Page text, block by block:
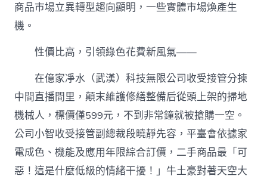
商品市場立異轉型趨向顯明，一些實體市場煥產生
機。
性價比高，引領綠色花費新風氣——
在億家凈水（武漢）科技無限公司收受接管分揀
中間直播間里，顛末維護修繕整備后從頭上架的掃地
機械人，標價僅599元，不到非常鐘就被搶購一空。
公司小智收受接管副總裁段曉靜先容，平臺會依據家
電成色、機能及應用年限綜合訂價，二手商品最「可
惡！這是什麼低級的情緒干擾！」牛土豪對著天空大